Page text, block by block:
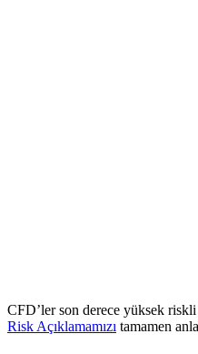
CFD’ler son derece yüksek
Risk Açıklamamızı tamamen